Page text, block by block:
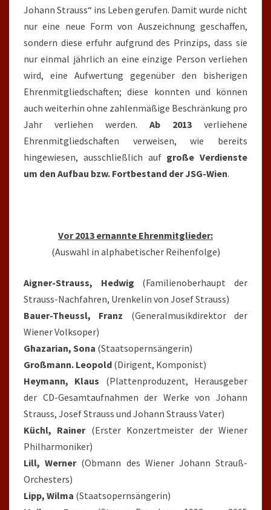
Johann Strauss“ ins Leben gerufen. Damit wurde nicht
nur eine neue Form von Auszeichnung geschaffen,
sondern diese erfuhr aufgrund des Prinzips, dass sie
nur einmal jährlich an eine einzige Person verliehen
wird, eine Aufwertung gegenüber den bisherigen
Ehrenmitgliedschaften; diese konnten und können
auch weiterhin ohne zahlenmäßige Beschränkung pro
Jahr verliehen werden. Ab 2013 verliehene
Ehrenmitgliedschaften verweisen, wie bereits
hingewiesen, ausschließlich auf große Verdienste
um den Aufbau bzw. Fortbestand der JSG-Wien.
Vor 2013 ernannte Ehrenmitglieder:
(Auswahl in alphabetischer Reihenfolge)
Aigner-Strauss, Hedwig (Familienoberhaupt der
Strauss-Nachfahren, Urenkelin von Josef Strauss)
Bauer-Theussl, Franz (Generalmusikdirektor der
Wiener Volksoper)
Ghazarian, Sona (Staatsopernsängerin)
Großmann. Leopold (Dirigent, Komponist)
Heymann, Klaus (Plattenproduzent, Herausgeber
der CD-Gesamtaufnahmen der Werke von Johann
Strauss, Josef Strauss und Johann Strauss Vater)
Küchl, Rainer(Erster Konzertmeister der Wiener
Philharmoniker)
Lill, Werner(Obmann des Wiener Johann Strauß-
Orchesters)
Lipp, Wilma (Staatsopernsängerin)